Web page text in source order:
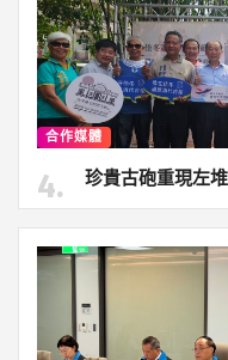
合作媒體
珍貴古砲重現左